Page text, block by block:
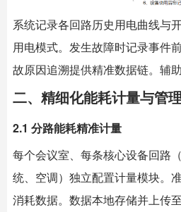
系统记录各回路历史用电曲线与
用电模式。发生故障时记录事件
故原因追溯提供精准数据链。辅
二、精细化能耗计量与管理
2.1 分路能耗精准计量
每个会议室、每条核心设备回路
统、空调）独立配置计量模块。
消耗数据。数据本地存储并上传至